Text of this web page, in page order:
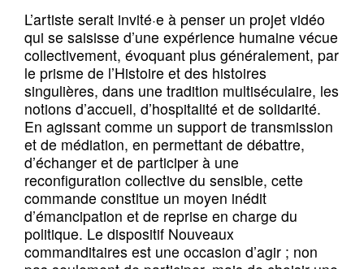
L’artiste serait invité·e à penser un projet vidéo
qui se saisisse d’une expérience humaine vécue
collectivement, évoquant plus généralement, par
le prisme de l’Histoire et des histoires
singulières, dans une tradition multiséculaire, les
notions d’accueil, d’hospitalité et de solidarité.
En agissant comme un support de transmission
et de médiation, en permettant de débattre,
d’échanger et de participer à une
reconfiguration collective du sensible, cette
commande constitue un moyen inédit
d’émancipation et de reprise en charge du
politique. Le dispositif Nouveaux
commanditaires est une occasion d’agir ; non